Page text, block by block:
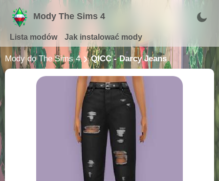
Mody The Sims 4
Lista modów Jak instalować mody
Mody do The Sims 4 QICC - Darcy Jeans